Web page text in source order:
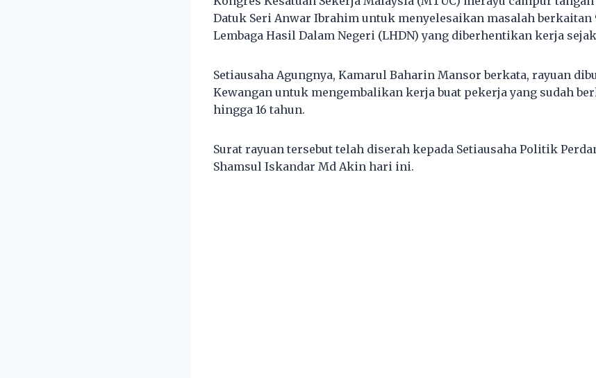
Datuk Seri Anwar Ibrahim untuk menyelesaikan masalah
Lembaga Hasil Dalam Negeri (LHDN) yang diberhentikan kerja
Setiausaha Agungnya, Kamarul Baharin Mansor berkata, rayuan
Kewangan untuk mengembalikan kerja buat pekerja yang sudah
hingga 16 tahun.
Surat rayuan tersebut telah diserah kepada Setiausaha Politik
Shamsul Iskandar Md Akin hari ini.